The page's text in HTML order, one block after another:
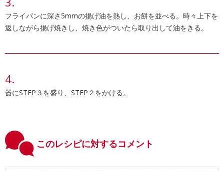
フライパンに深さ5mmの揚げ油を熱し、お餅を並べる。時々上下を
返しながら揚げ焼きし、焼き色がついたら取り出して油をきる。
器にSTEP３を盛り、STEP２をかける。
このレシピに対するコメント